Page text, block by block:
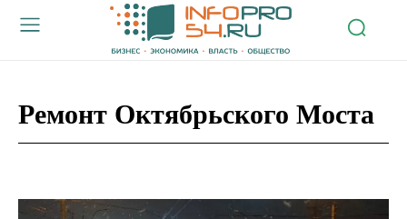
Ремонт Октябрьского Моста